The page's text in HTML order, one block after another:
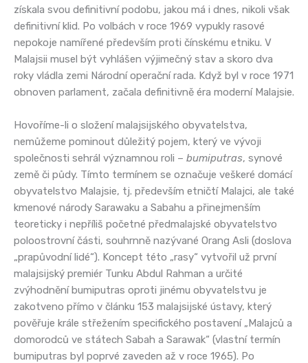
získala svou definitivní podobu, jakou má i dnes, nikoli však
definitivní klid. Po volbách v roce 1969 vypukly rasové
nepokoje namířené především proti čínskému etniku. V
Malajsii musel být vyhlášen výjimečný stav a skoro dva
roky vládla zemi Národní operační rada. Když byl v roce 1971
obnoven parlament, začala definitivně éra moderní Malajsie.
Hovoříme-li o složení malajsijského obyvatelstva,
nemůžeme pominout důležitý pojem, který ve vývoji
společnosti sehrál významnou roli – bumiputras, synové
země či půdy. Tímto termínem se označuje veškeré domácí
obyvatelstvo Malajsie, tj. především etničtí Malajci, ale také
kmenové národy Sarawaku a Sabahu a přinejmenším
teoreticky i nepříliš početné předmalajské obyvatelstvo
poloostrovní části, souhrnně nazývané Orang Asli (doslova
„prapůvodní lidé“). Koncept této „rasy“ vytvořil už první
malajsijský premiér Tunku Abdul Rahman a určité
zvýhodnění bumiputras oproti jinému obyvatelstvu je
zakotveno přímo v článku 153 malajsijské ústavy, který
pověřuje krále střežením specifického postavení „Malajců a
domorodců ve státech Sabah a Sarawak“ (vlastní termín
bumiputras byl poprvé zaveden až v roce 1965). Po